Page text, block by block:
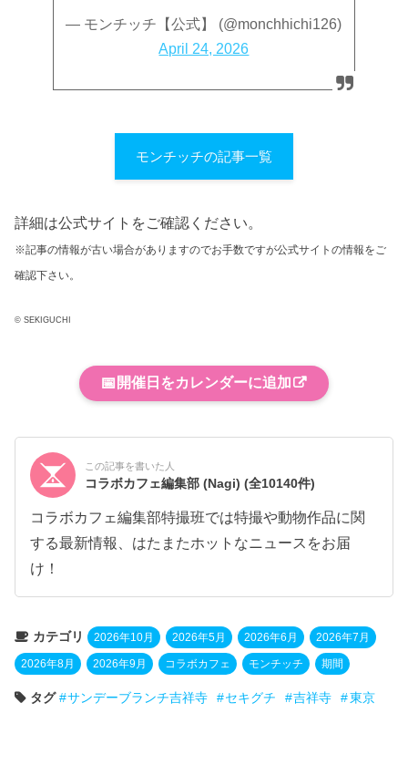
— モンチッチ【公式】 (@monchhichi126)
April 24, 2026
モンチッチの記事一覧
詳細は公式サイトをご確認ください。
※記事の情報が古い場合がありますのでお手数ですが公式サイトの情報をご
確認下さい。
© SEKIGUCHI
📅 開催日をカレンダーに追加
この記事を書いた人
コラボカフェ編集部 (Nagi)(全10140件)
コラボカフェ編集部特撮班では特撮や動物作品に関
する最新情報、はたまたホットなニュースをお届
け！
カテゴリ 2026年10月 2026年5月 2026年6月 2026年7月
2026年8月 2026年9月 コラボカフェ モンチッチ 期間
タグ サンデーブランチ吉祥寺 セキグチ 吉祥寺 東京